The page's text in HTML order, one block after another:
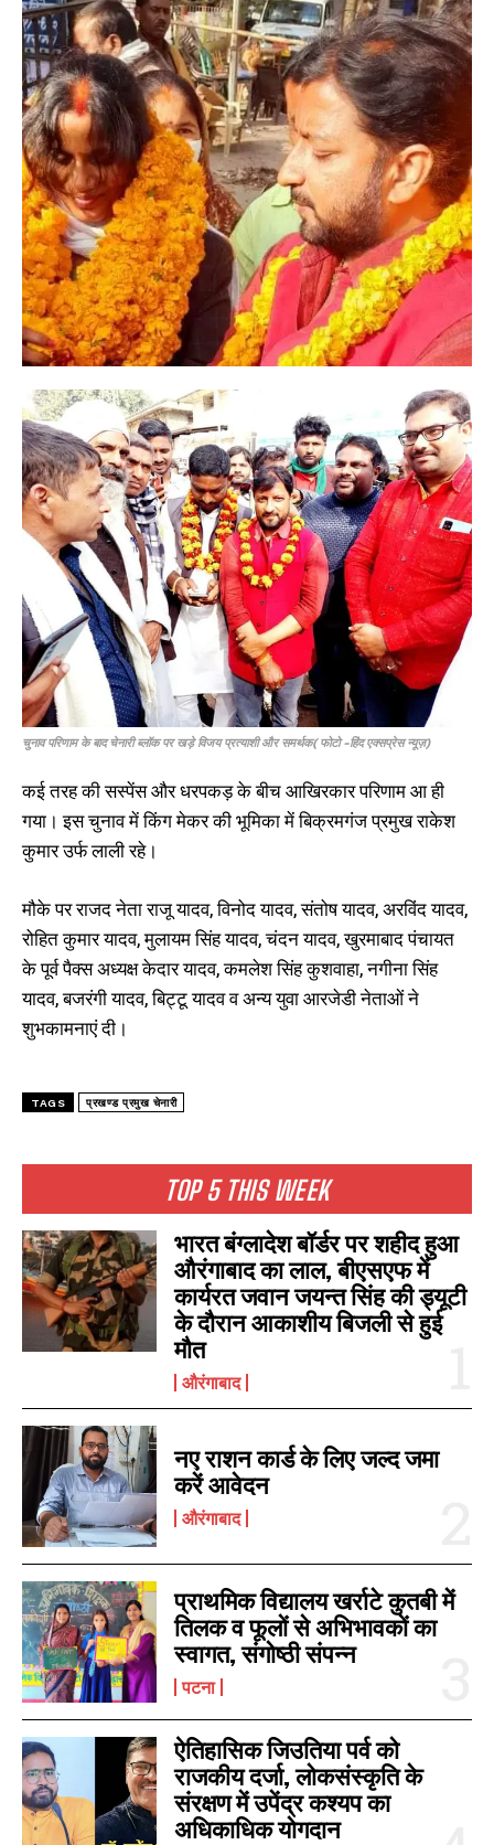
I WANT IN
I've read and accept the Privacy Policy
TOP 5 THIS WEEK
भारत बंग्लादेश बॉर्डर पर शहीद हुआ
औरंगाबाद का लाल, बीएसएफ में
कार्यरत जवान जयन्त सिंह की ड्यूटी
के दौरान आकाशीय बिजली से हुई
मौत
औरंगाबाद
नए राशन कार्ड के लिए जल्द जमा
करें आवेदन
औरंगाबाद
प्राथमिक विद्यालय खर्राटे कुतबी में
तिलक व फूलों से अभिभावकों का
स्वागत, संगोष्ठी संपन्न
पटना
ऐतिहासिक जिउतिया पर्व को
राजकीय दर्जा, लोकसंस्कृति के
संरक्षण में उपेंद्र कश्यप का
अधिकाधिक योगदान
चुनाव परिणाम के बाद चेनारी ब्लॉक पर खड़े विजय प्रत्याशी और समर्थक( फोटो -हिंद एक्सप्रेस न्यूज़)
कई तरह की सस्पेंस और धरपकड़ के बीच आखिरकार परिणाम आ ही
गया। इस चुनाव में किंग मेकर की भूमिका में बिक्रमगंज प्रमुख राकेश
कुमार उर्फ लाली रहे।
मौके पर राजद नेता राजू यादव, विनोद यादव, संतोष यादव, अरविंद यादव,
रोहित कुमार यादव, मुलायम सिंह यादव, चंदन यादव, खुरमाबाद पंचायत
के पूर्व पैक्स अध्यक्ष केदार यादव, कमलेश सिंह कुशवाहा, नगीना सिंह
यादव, बजरंगी यादव, बिट्टू यादव व अन्य युवा आरजेडी नेताओं ने
शुभकामनाएं दी।
TAGS प्रखण्ड प्रमुख चेनारी